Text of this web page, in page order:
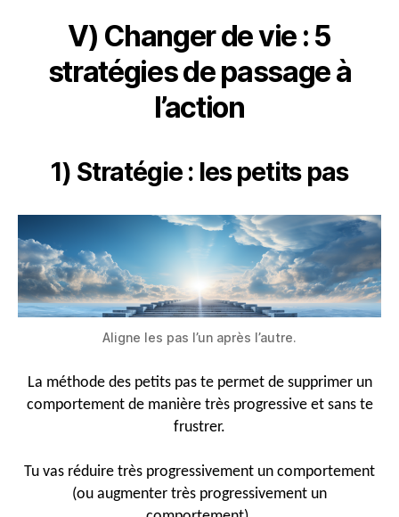
V) Changer de vie : 5
stratégies de passage à
l’action
1) Stratégie : les petits pas
Aligne les pas l’un après l’autre.
La méthode des petits pas te permet de supprimer un
comportement de manière très progressive et sans te
frustrer.
Tu vas réduire très progressivement un comportement
(ou augmenter très progressivement un